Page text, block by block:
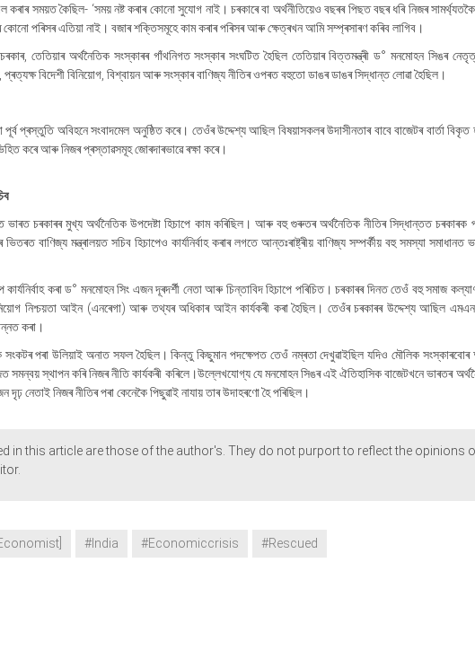
সময়ত কৈছিল- ‘সময় নষ্ট কৰাৰ কোনো সুযোগ নাই। চৰকাৰে বা অৰ্থনীতিয়েও বছৰৰ পিছত বছৰ ধৰি নিজৰ
কোনো পৰিসৰ এতিয়া নাই। বজাৰ শক্তিসমূহে কাম কৰাৰ পৰিসৰ আৰু ক্ষেত্ৰখন আমি সম্প্ৰসাৰণ কৰিব লাগিব।
তেতিয়াৰ অৰ্থনৈতিক সংস্কাৰৰ গাঁথনিগত সংস্কাৰ সংঘটিত হৈছিল তেতিয়াৰ বিত্তমন্ত্ৰী ড° মনমোহন সিঙৰ
বিদেশী বিনিয়োগ, বিশ্বায়ন আৰু সংস্কাৰ বাণিজ্য নীতিৰ ওপৰত বহুতো ডাঙৰ ডাঙৰ সিদ্ধান্ত লোৱা হৈছিল।
প্ৰস্তুতি অবিহনে সংবাদমেল অনুষ্ঠিত কৰে। তেওঁৰ উদ্দেশ্য আছিল বিষয়াসকলৰ উদাসীনতাৰ বাবে বাজেটৰ বাৰ্তা বিকৃত
কৰে আৰু নিজৰ প্ৰস্তাৱসমূহ জোৰদাৰভাৱে ৰক্ষা কৰে।
চৰকাৰৰ মুখ্য অৰ্থনৈতিক উপদেষ্টা হিচাপে কাম কৰিছিল। আৰু বহু গুৰুতৰ অৰ্থনৈতিক নীতিৰ সিদ্ধান্তত চৰকাৰক
বাণিজ্য মন্ত্ৰালয়ত সচিব হিচাপেও কাৰ্যনিৰ্বাহ কৰাৰ লগতে আন্তঃৰাষ্ট্ৰীয় বাণিজ্য সম্পৰ্কীয় বহু সমস্যা সমাধানত
কাৰ্যনিৰ্বাহ কৰা ড° মনমোহন সিং এজন দূৰদৰ্শী নেতা আৰু চিন্তাবিদ হিচাপে পৰিচিত। চৰকাৰৰ দিনত তেওঁ বহু সমাজ
নিশ্চয়তা আইন (এনৰেগা) আৰু তথ্যৰ অধিকাৰ আইন কাৰ্যকৰী কৰা হৈছিল। তেওঁৰ চৰকাৰৰ উদ্দেশ্য আছিল
কৰা।
সংকটৰ পৰা উলিয়াই অনাত সফল হৈছিল। কিন্তু কিছুমান পদক্ষেপত তেওঁ নম্ৰতা দেখুৱাইছিল যদিও মৌলিক সংস্কাৰবোৰ
স্থাপন কৰি নিজৰ নীতি কাৰ্যকৰী কৰিলে।উল্লেখযোগ্য যে মনমোহন সিঙৰ এই ঐতিহাসিক বাজেটখনে ভাৰতৰ
নেতাই নিজৰ নীতিৰ পৰা কেনেকৈ পিছুৱাই নাযায় তাৰ উদাহৰণো হৈ পৰিছিল।
in this article are those of the author's. They do not purport to reflect the opinions
#India #Economiccrisis #Rescued